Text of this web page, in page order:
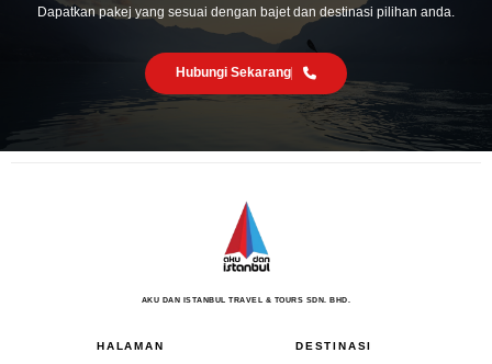
Dapatkan pakej yang sesuai dengan bajet dan destinasi pilihan anda.
Hubungi Sekarang
AKU DAN ISTANBUL TRAVEL & TOURS SDN. BHD.
HALAMAN DESTINASI